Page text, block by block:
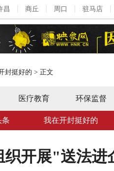
昌 商丘 周口 驻马店
封挺好的 > 正文
医疗教育 环保监督
条 我在开封挺好的
织开展"送法